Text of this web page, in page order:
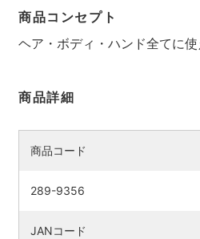
商品コンセプト
ヘア・ボディ・ハンド全てに
商品詳細
商品コード
289-9356
JANコード